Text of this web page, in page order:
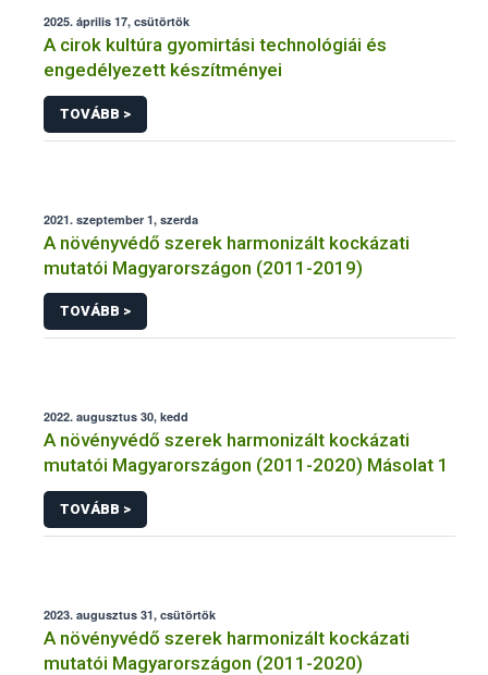
2025. április 17, csütörtök
A cirok kultúra gyomirtási technológiái és
engedélyezett készítményei
TOVÁBB >
2021. szeptember 1, szerda
A növényvédő szerek harmonizált kockázati
mutatói Magyarországon (2011-2019)
TOVÁBB >
2022. augusztus 30, kedd
A növényvédő szerek harmonizált kockázati
mutatói Magyarországon (2011-2020) Másolat 1
TOVÁBB >
2023. augusztus 31, csütörtök
A növényvédő szerek harmonizált kockázati
mutatói Magyarországon (2011-2020)